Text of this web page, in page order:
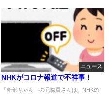
ニュース
NHKがコロナ報道で不祥事！
「暗部ちゃん」の元職員さんは、NHKの